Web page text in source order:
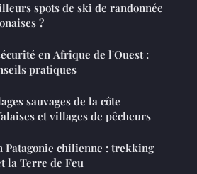
spots de ski de randonnée
?
en Afrique de l'Ouest :
pratiques
sauvages de la côte
et villages de pêcheurs
Patagonie chilienne : trekking
la Terre de Feu